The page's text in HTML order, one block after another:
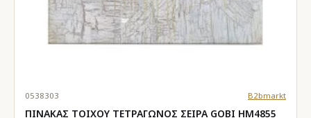
0538303 B2bmarkt
ΠΙΝΑΚΑΣ TOIXOY ΤΕΤΡΑΓΩΝΟΣ ΣΕΙΡΑ GOBI HM4855